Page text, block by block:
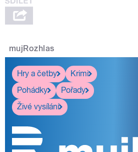
mujRozhlas
Hry a četby
Krimi
Pohádky
Pořady
Živé vysílání